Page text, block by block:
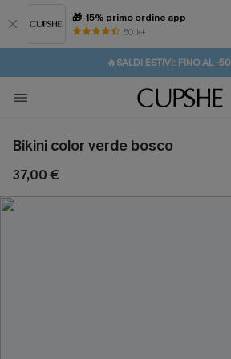
🎁-15% primo ordine app
50 k+
⚡️-15% SUGLI ESSENZIALI DA
🔥SALDI ESTIVI: FINO AL -
🚚SPEDIZIONE GRATUITA
💌REGALO PER I NUOVI: 20% DI
Bikini color verde bosco
37,00 €